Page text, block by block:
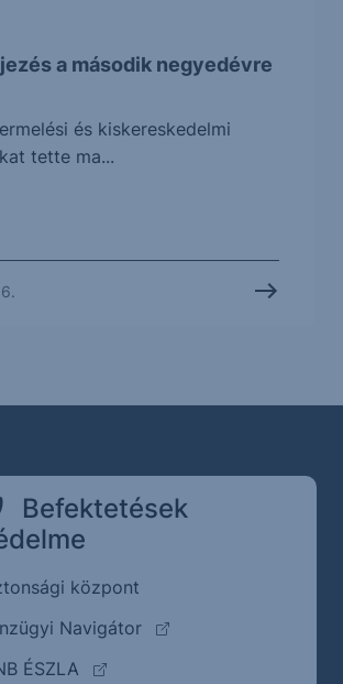
a második negyedévre
és kiskereskedelmi
tette ma...
Befektetések
központ
Navigátor
(külső oldalra ugrik)
ÉSZLA
(külső oldalra ugrik)